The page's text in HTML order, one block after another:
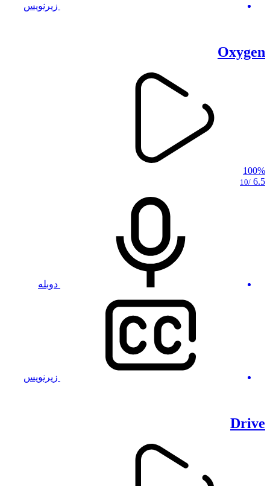
زیرنویس
Oxygen
100%
6.5
/10
دوبله
زیرنویس
Drive